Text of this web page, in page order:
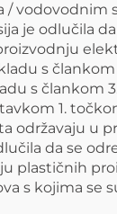
vodovodnim
je odlučila
s
s člankom
1.
održavaju u
da se
plastičnih
s kojima se